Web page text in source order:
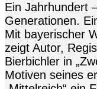
Ein Jahrhundert
Generationen.
Mit bayerischer
zeigt Autor,
Bierbichler in
Motiven seines